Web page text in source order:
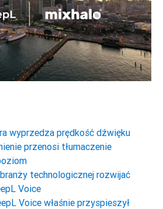
wyprzedza prędkość dźwięku
przenosi tłumaczenie
technologicznej rozwijać
Voice
Voice właśnie przyspieszył